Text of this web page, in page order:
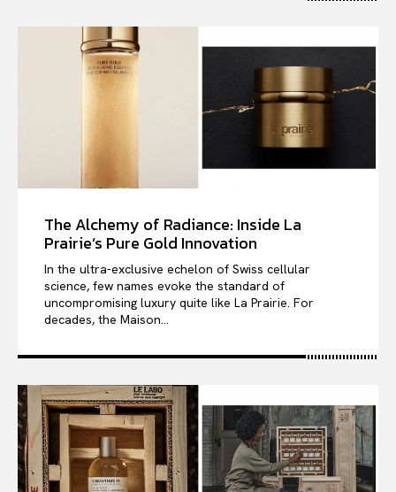
The Alchemy of Radiance: Inside La
Prairie’s Pure Gold Innovation
In the ultra-exclusive echelon of Swiss cellular
science, few names evoke the standard of
uncompromising luxury quite like La Prairie. For
decades, the Maison...